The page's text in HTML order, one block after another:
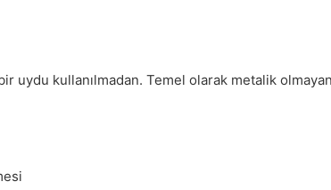
uydu kullanılmadan. Temel olarak metalik